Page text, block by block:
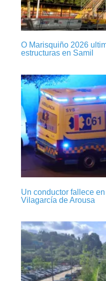
O Marisquiño 2026
estructuras en Samil
Un conductor fallece
Vilagarcía de Arousa